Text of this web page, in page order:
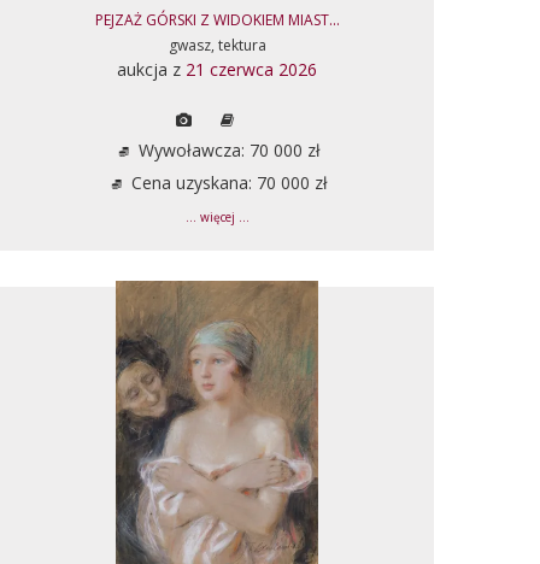
PEJZAŻ GÓRSKI Z WIDOKIEM MIAST...
gwasz, tektura
aukcja z 21 czerwca 2026
Wywoławcza: 70 000 zł
Cena uzyskana: 70 000 zł
... więcej ...